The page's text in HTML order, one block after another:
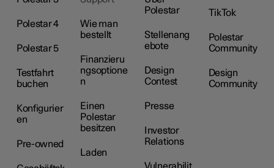
Polestar 4
Polestar 5
Testfahrt
buchen
Konfigurier
en
Pre-owned
Wie man
bestellt
Finanzieru
ngsoptione
n
Einen
Polestar
besitzen
Laden
Polestar
Stellenang
ebote
Design
Contest
Presse
Investor
Relations
TikTok
Polestar
Community
Design
Community